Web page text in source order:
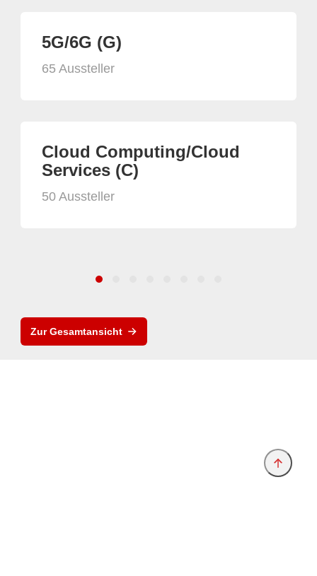
5G/6G (G)
65 Aussteller
Cloud Computing/Cloud
Services (C)
50 Aussteller
Zur Gesamtansicht